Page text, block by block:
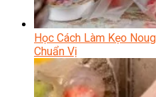
Học Cách Làm Kẹo
Chuẩn Vị